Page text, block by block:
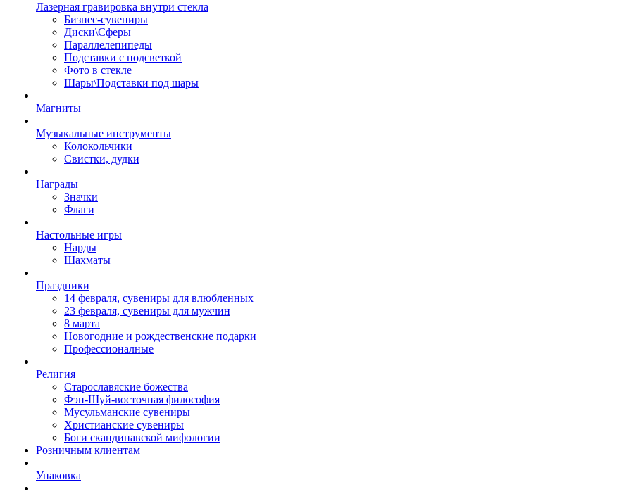
Лазерная гравировка внутри стекла
Бизнес-сувениры
Диски\Сферы
Параллелепипеды
Подставки с подсветкой
Фото в стекле
Шары\Подставки под шары
Магниты
Музыкальные инструменты
Колокольчики
Свистки, дудки
Награды
Значки
Флаги
Настольные игры
Нарды
Шахматы
Праздники
14 февраля, сувениры для влюбленных
23 февраля, сувениры для мужчин
8 марта
Новогодние и рождественские подарки
Профессионалные
Религия
Старославяские божества
Фэн-Шуй-восточная философия
Мусульманские сувениры
Христианские сувениры
Боги скандинавской мифологии
Розничным клиентам
Упаковка